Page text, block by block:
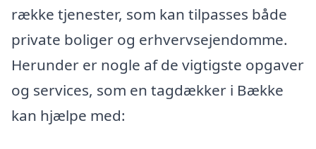
række tjenester, som kan tilpasses både
private boliger og erhvervsejendomme.
Herunder er nogle af de vigtigste opgaver
og services, som en tagdækker i Bække
kan hjælpe med: